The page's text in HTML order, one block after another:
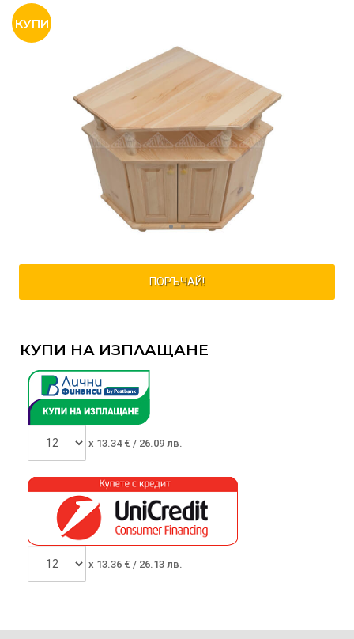
ПОРЪЧАЙ!
КУПИ НА ИЗПЛАЩАНЕ
x 13.34€ / 26.09 лв.
x 13.36 € / 26.13 лв.